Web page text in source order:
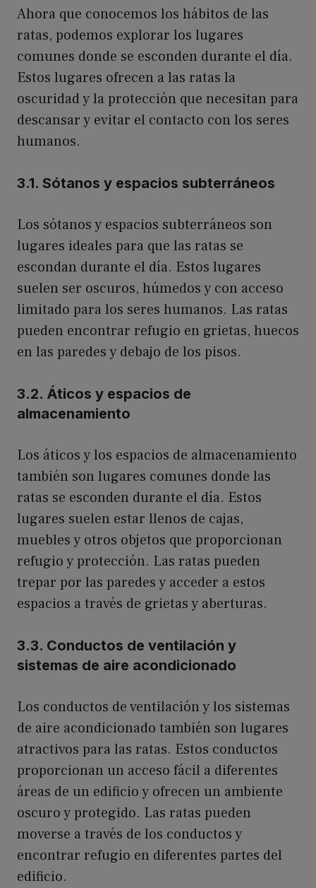
Ahora que conocemos los hábitos de las
ratas, podemos explorar los lugares
comunes donde se esconden durante el día.
Estos lugares ofrecen a las ratas la
oscuridad y la protección que necesitan para
descansar y evitar el contacto con los seres
humanos.
3.1. Sótanos y espacios subterráneos
Los sótanos y espacios subterráneos son
lugares ideales para que las ratas se
escondan durante el día. Estos lugares
suelen ser oscuros, húmedos y con acceso
limitado para los seres humanos. Las ratas
pueden encontrar refugio en grietas, huecos
en las paredes y debajo de los pisos.
3.2. Áticos y espacios de
almacenamiento
Los áticos y los espacios de almacenamiento
también son lugares comunes donde las
ratas se esconden durante el día. Estos
lugares suelen estar llenos de cajas,
muebles y otros objetos que proporcionan
refugio y protección. Las ratas pueden
trepar por las paredes y acceder a estos
espacios a través de grietas y aberturas.
3.3. Conductos de ventilación y
sistemas de aire acondicionado
Los conductos de ventilación y los sistemas
de aire acondicionado también son lugares
atractivos para las ratas. Estos conductos
proporcionan un acceso fácil a diferentes
áreas de un edificio y ofrecen un ambiente
oscuro y protegido. Las ratas pueden
moverse a través de los conductos y
encontrar refugio en diferentes partes del
edificio.